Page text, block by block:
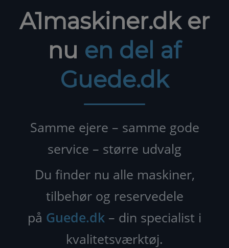
A1maskiner.dk er
nu en del af
Guede.dk
Samme ejere – samme gode
service – større udvalg
Du finder nu alle maskiner,
tilbehør og reservedele
på Guede.dk – din specialist i
kvalitetsværktøj.